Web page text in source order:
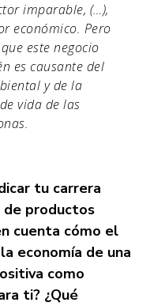
imparable, (…),
económico. Pero
este negocio
es causante del
y de la
vida de las
tu carrera
productos
cuenta cómo el
economía de una
como
ti? ¿Qué